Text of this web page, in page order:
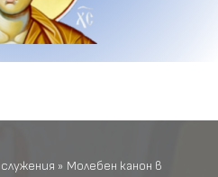
» Молебен канон в